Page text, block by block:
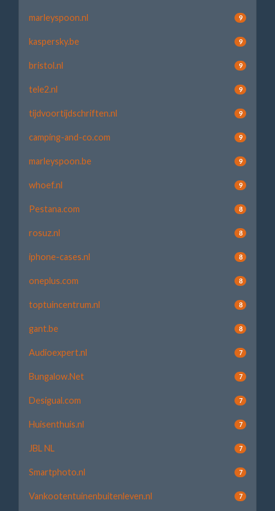
marleyspoon.nl 9
kaspersky.be 9
bristol.nl 9
tele2.nl 9
tijdvoortijdschriften.nl 9
camping-and-co.com 9
marleyspoon.be 9
whoef.nl 9
Pestana.com 8
rosuz.nl 8
iphone-cases.nl 8
oneplus.com 8
toptuincentrum.nl 8
gant.be 8
Audioexpert.nl 7
Bungalow.Net 7
Desigual.com 7
Huisenthuis.nl 7
JBL NL 7
Smartphoto.nl 7
Vankootentuinenbuitenleven.nl 7